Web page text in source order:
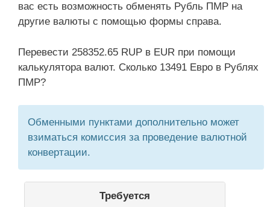
вас есть возможность обменять Рубль ПМР на
другие валюты с помощью формы справа.
Перевести 258352.65 RUP в EUR при помощи
калькулятора валют. Сколько 13491 Евро в Рублях
ПМР?
Обменными пунктами дополнительно может
взиматься комиссия за проведение валютной
конвертации.
Требуется